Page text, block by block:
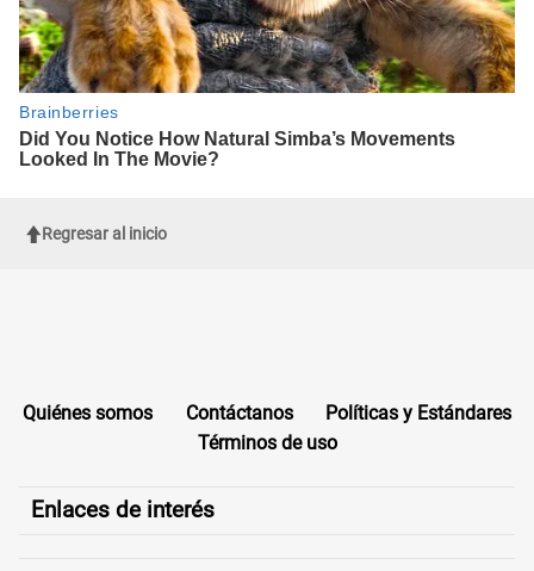
Regresar al inicio
Quiénes somos Contáctanos
Políticas y Estándares
Términos de uso
Enlaces de interés